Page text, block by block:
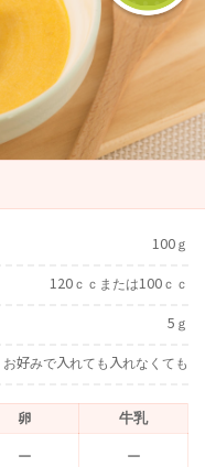
100ｇ
120ｃｃまたは100ｃｃ
5ｇ
お好みで入れても入れなくても
卵 牛乳
ー ー